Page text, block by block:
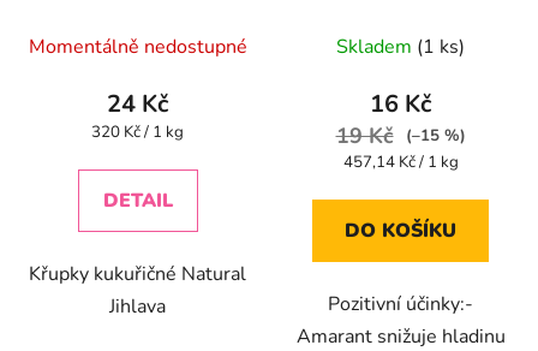
hodnocení
produktu
je
z
Momentálně nedostupné
24 Kč
Měrná
320 Kč / 1 kg
DETAIL
Křupky kukuřičné Natural
Jihlava
hodnocení
produktu
je
5,0
5
Skladem (1 ks)
16 Kč
19 Kč
(–15 %)
Měrná
457,14 Kč / 1 kg
DO KOŠÍKU
Pozitivní účinky:-
Amarant snižuje hladinu